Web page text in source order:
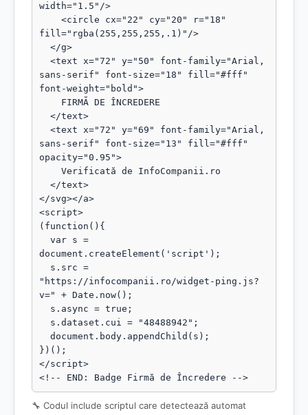
width="1.5"/>
fill="rgba(255,255,255,.1)"/>
sans-serif" font-size="18" fill="#fff"
font-weight="bold">
sans-serif" font-size="13" fill="#fff"
opacity="0.95">
</svg></a>
<script>
(function(){
document.createElement('script');
"https://infocompanii.ro/widget-ping.js?
v=" + Date.now();
})();
</script>
<!-- END: Badge Firmă de Încredere -->
🔧 Codul include scriptul care detectează automat